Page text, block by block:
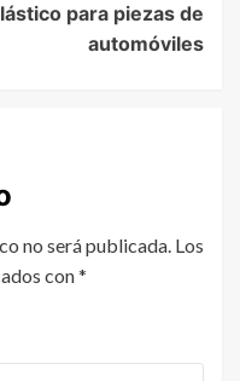
para piezas de
automóviles
no será publicada. Los
con*